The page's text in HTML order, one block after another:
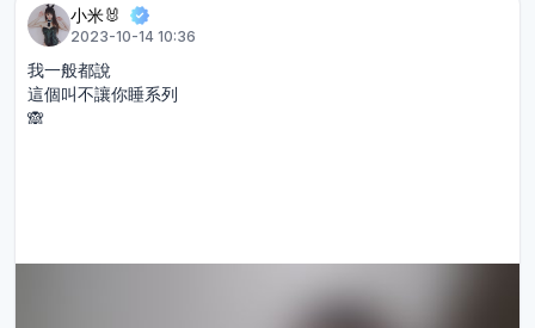
小米🐰
2023-10-14 10:36
我一般都說
這個叫不讓你睡系列
🙈